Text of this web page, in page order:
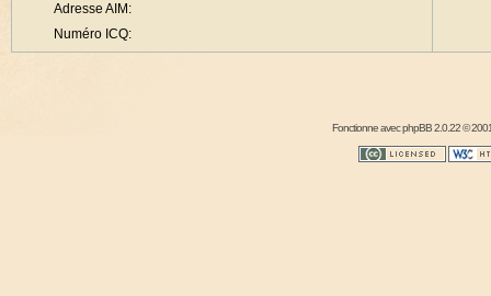
Adresse AIM:
Numéro ICQ:
Fonctionne avecphpBB2.0.22 ©